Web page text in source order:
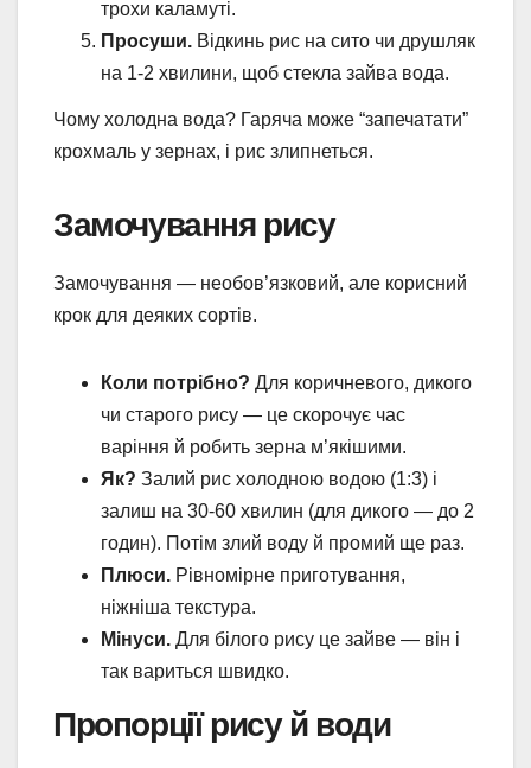
трохи каламуті.
Просуши. Відкинь рис на сито чи друшляк
на 1-2 хвилини, щоб стекла зайва вода.
Чому холодна вода? Гаряча може “запечатати”
крохмаль у зернах, і рис злипнеться.
Замочування рису
Замочування — необов’язковий, але корисний
крок для деяких сортів.
Коли потрібно? Для коричневого, дикого
чи старого рису — це скорочує час
варіння й робить зерна м’якішими.
Як? Залий рис холодною водою (1:3) і
залиш на 30-60 хвилин (для дикого — до 2
годин). Потім злий воду й промий ще раз.
Плюси. Рівномірне приготування,
ніжніша текстура.
Мінуси. Для білого рису це зайве — він і
так вариться швидко.
Пропорції рису й води